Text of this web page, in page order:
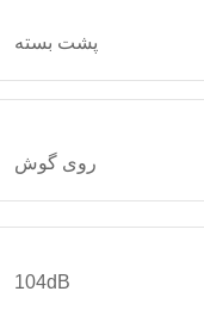
پشت بسته
روی گوش
104dB